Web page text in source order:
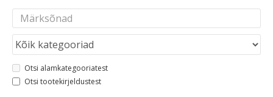
Otsi alamkategooriatest
Otsi tootekirjeldustest